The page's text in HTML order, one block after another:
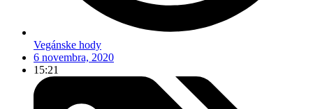
Vegánske hody
6 novembra, 2020
15:21